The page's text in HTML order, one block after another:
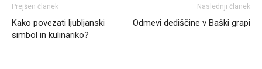
Prejšen članek
Kako povezati ljubljanski
simbol in kulinariko?
Naslednji članek
Odmevi dediščine v Baški grapi